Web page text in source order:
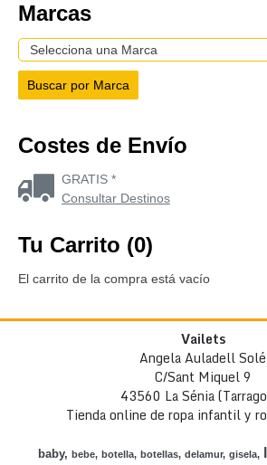
Marcas
Costes de Envío
GRATIS *
Consultar Destinos
Tu Carrito (0)
El carrito de la compra está vacío
Vailets
Angela Auladell Solé
C/Sant Miquel 9
43560 La Sénia
Tienda online de ropa infantil y
baby bebe botella botellas delamur gisela